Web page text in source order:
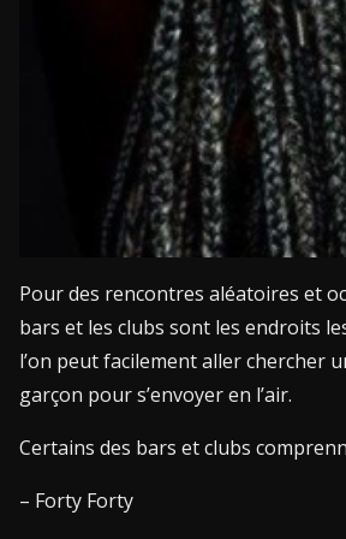
Pour des rencontres aléatoires et
bars et les clubs sont les endroits
l’on peut facilement aller chercher
garçon pour s’envoyer en l’air.
Certains des bars et clubs
– Forty Forty